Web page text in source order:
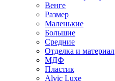
Венге
Размер
Маленькие
Большие
Средние
Отделка и материал
МДФ
Пластик
Alvic Luxe